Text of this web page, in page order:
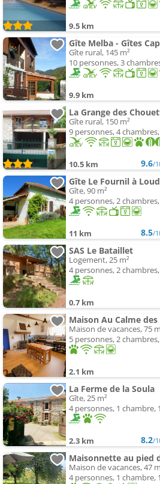
9.5 km
Gîte Melba - Gîtes
Gîte rural, 145 m²
10 personnes, 3
9.9 km
La Grange des
Gîte rural, 150 m²
9 personnes, 4
10.5 km 9.6/
Gîte Le Fournil à
Gîte, 90 m²
4 personnes, 2
11 km 8.5/
SAS Le Bataillet
Logement, 25 m²
4 personnes, 2
0.7 km
Maison Au Calme
Maison de vacances, 75
5 personnes, 2
2.1 km
La Ferme de la Soula
Gîte, 25 m²
4 personnes, 1 chambre,
2.3 km 8.2/
Maisonnette au pied
Maison de vacances, 47
4 personnes, 1 chambre,